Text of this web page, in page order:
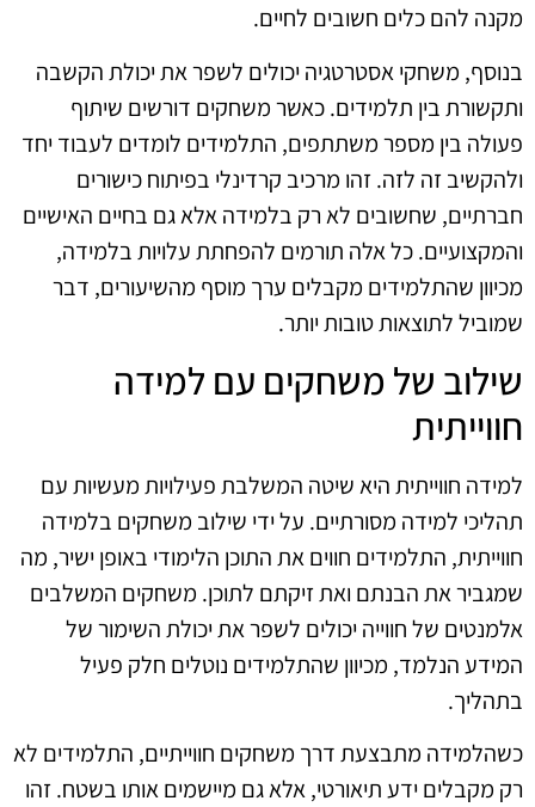
מקנה להם כלים חשובים לחיים.
בנוסף, משחקי אסטרטגיה יכולים לשפר את יכולת הקשבה
ותקשורת בין תלמידים. כאשר משחקים דורשים שיתוף
פעולה בין מספר משתתפים, התלמידים לומדים לעבוד יחד
ולהקשיב זה לזה. זהו מרכיב קרדינלי בפיתוח כישורים
חברתיים, שחשובים לא רק בלמידה אלא גם בחיים האישיים
והמקצועיים. כל אלה תורמים להפחתת עלויות בלמידה,
מכיוון שהתלמידים מקבלים ערך מוסף מהשיעורים, דבר
שמוביל לתוצאות טובות יותר.
שילוב של משחקים עם למידה
חווייתית
למידה חווייתית היא שיטה המשלבת פעילויות מעשיות עם
תהליכי למידה מסורתיים. על ידי שילוב משחקים בלמידה
חווייתית, התלמידים חווים את התוכן הלימודי באופן ישיר, מה
שמגביר את הבנתם ואת זיקתם לתוכן. משחקים המשלבים
אלמנטים של חווייה יכולים לשפר את יכולת השימור של
המידע הנלמד, מכיוון שהתלמידים נוטלים חלק פעיל
בתהליך.
כשהלמידה מתבצעת דרך משחקים חווייתיים, התלמידים לא
רק מקבלים ידע תיאורטי, אלא גם מיישמים אותו בשטח. זהו